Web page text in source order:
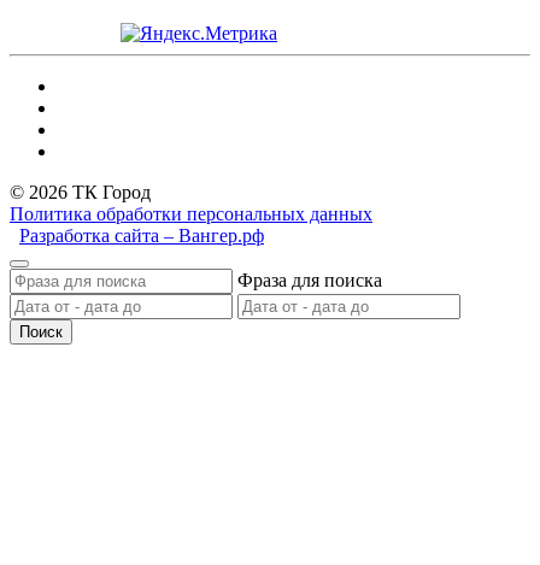
© 2026 ТК Город
Политика обработки персональных данных
Разработка сайта – Вангер.рф
Фраза для поиска
Поиск